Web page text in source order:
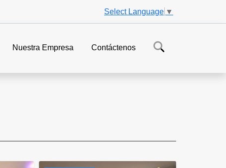
Select Language ▼
Nuestra Empresa Contáctenos